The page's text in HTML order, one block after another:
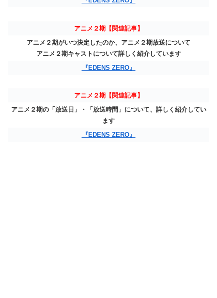
アニメ２期【関連記事】
アニメ２期がいつ決定したのか、アニメ２期放送について
アニメ２期キャストについて詳しく紹介しています
『EDENS ZERO』
アニメ２期【関連記事】
アニメ２期の「放送日」・「放送時間」について、詳しく紹介してい
ます
『EDENS ZERO』